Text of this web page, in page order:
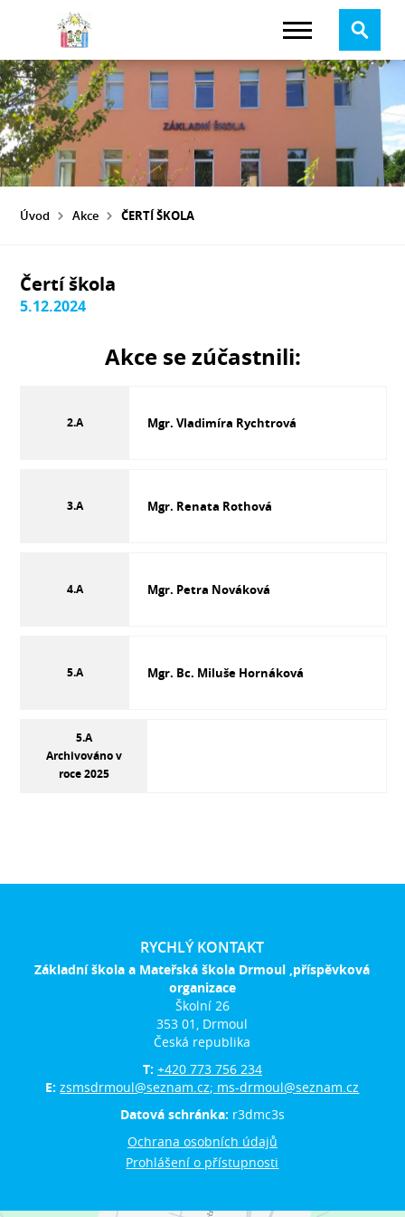
Úvod Akce ČERTÍ ŠKOLA
Čertí škola
5.12.2024
Akce se zúčastnili:
2.A Mgr. Vladimíra Rychtrová
3.A Mgr. Renata Rothová
4.A Mgr. Petra Nováková
5.A Mgr. Bc. Miluše Hornáková
5.A
Archivováno v
roce 2025
RYCHLÝ KONTAKT
Základní škola a Mateřská škola Drmoul ,příspěvková
organizace
Školní 26
353 01, Drmoul
Česká republika
T: +420 773 756 234
E:zsmsdrmoul@seznam.cz; ms-drmoul@seznam.cz
Datová schránka: r3dmc3s
Ochrana osobních údajů
Prohlášení o přístupnosti